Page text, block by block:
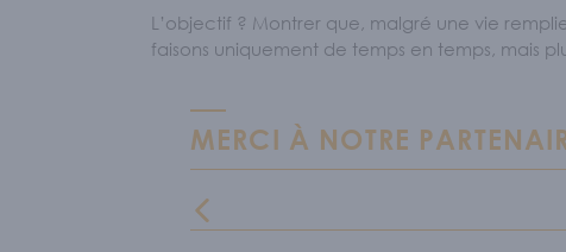
L’objectif ? Montrer que, malgré une vie
faisons uniquement de temps en temps, mais
MERCI À NOTRE